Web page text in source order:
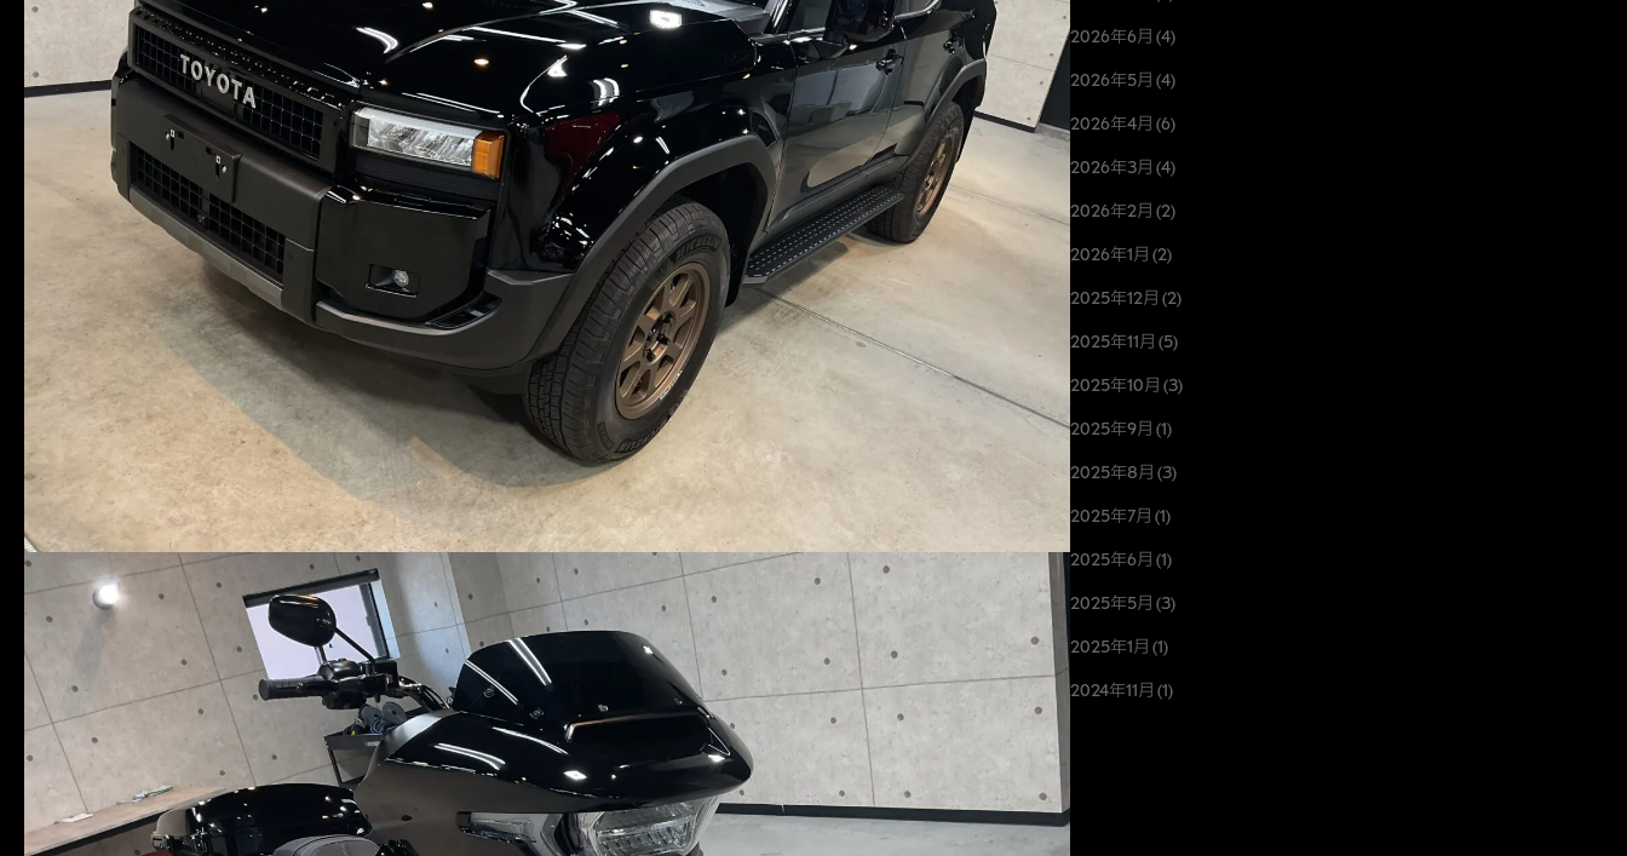
2026年6月 (4)
2026年5月 (4)
2026年4月 (6)
2026年3月 (4)
2026年2月 (2)
2026年1月 (2)
2025年12月 (2)
2025年11月 (5)
2025年10月 (3)
2025年9月 (1)
2025年8月 (3)
2025年7月 (1)
2025年6月 (1)
2025年5月 (3)
2025年1月 (1)
2024年11月 (1)